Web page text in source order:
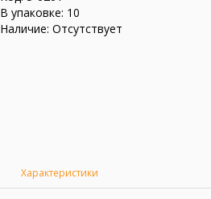
В упаковке: 10
Наличие: Отсутствует
Характеристики